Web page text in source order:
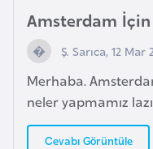
Amsterdam İçin
Ş. Sarıca, 12 Mar
Merhaba.
neler yapmamız
Cevabı Görüntüle
y
a
E
t
i